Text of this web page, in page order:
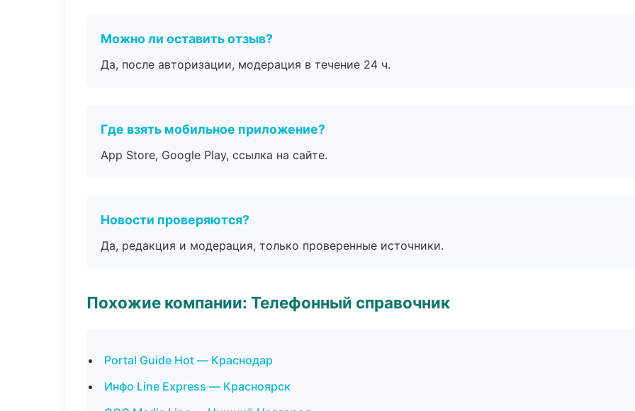
Можно ли оставить отзыв?
Да, после авторизации, модерация в течение 24 ч.
Где взять мобильное приложение?
App Store, Google Play, ссылка на сайте.
Новости проверяются?
Да, редакция и модерация, только проверенные источники.
Похожие компании: Телефонный справочник
Portal Guide Hot — Краснодар
Инфо Line Express — Красноярск